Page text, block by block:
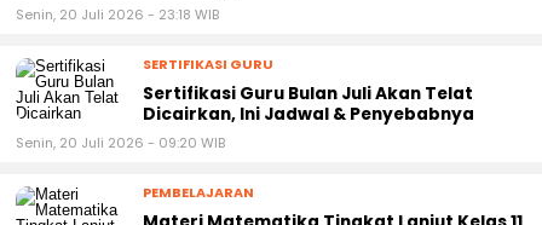
Senin, 20 Juli 2026 - 23:18 WIB
SERTIFIKASI GURU
Sertifikasi Guru Bulan Juli Akan Telat
Dicairkan, Ini Jadwal & Penyebabnya
Senin, 20 Juli 2026 - 09:20 WIB
PEMBELAJARAN